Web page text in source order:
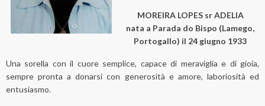
MOREIRA LOPES sr ADELIA
nata a Parada do Bispo (Lamego,
Portogallo) il 24 giugno 1933
Una sorella con il cuore semplice, capace di meraviglia e di gioia,
sempre pronta a donarsi con generosità e amore, laboriosità ed
entusiasmo.